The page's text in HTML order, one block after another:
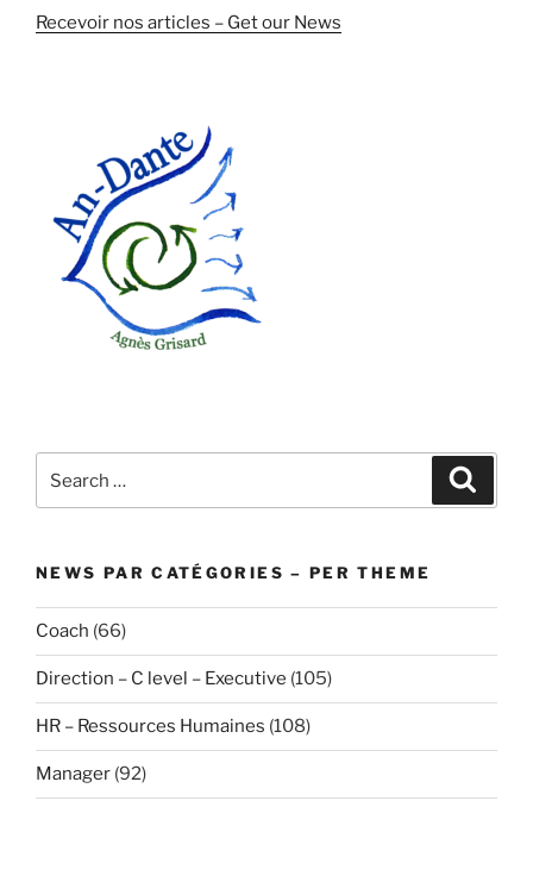
Recevoir nos articles – Get our News
NEWS PAR CATÉGORIES – PER THEME
Coach (66)
Direction – C level – Executive (105)
HR – Ressources Humaines (108)
Manager (92)